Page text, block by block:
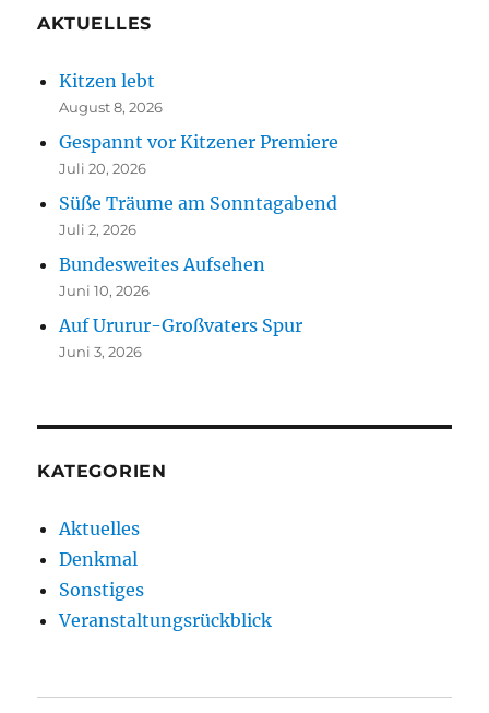
AKTUELLES
Kitzen lebt
August 8, 2026
Gespannt vor Kitzener Premiere
Juli 20, 2026
Süße Träume am Sonntagabend
Juli 2, 2026
Bundesweites Aufsehen
Juni 10, 2026
Auf Ururur-Großvaters Spur
Juni 3, 2026
KATEGORIEN
Aktuelles
Denkmal
Sonstiges
Veranstaltungsrückblick